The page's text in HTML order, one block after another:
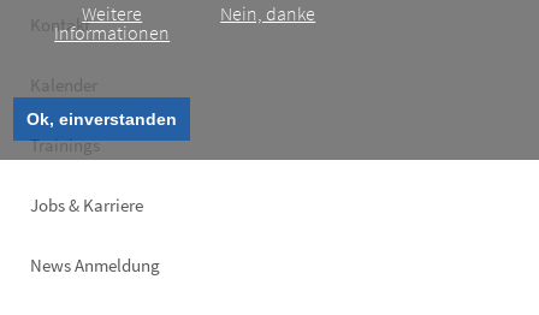
Weitere
Informationen
Nein, danke
Ok, einverstanden
Footer
Kontakt
Kalender
Trainings
Jobs & Karriere
News Anmeldung